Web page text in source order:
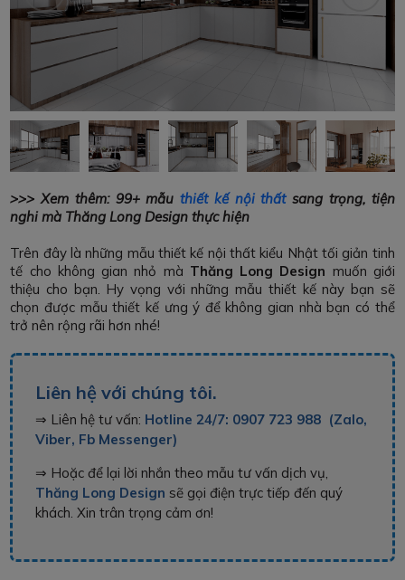
>>> Xem thêm: 99+ mẫuthiết kế nội thấtsang trọng, tiện
nghi mà Thăng Long Design thực hiện
Trên đây là những mẫu thiết kế nội thất kiểu Nhật tối giản tinh
tế cho không gian nhỏ mà Thăng Long Design muốn giới
thiệu cho bạn. Hy vọng với những mẫu thiết kế này bạn sẽ
chọn được mẫu thiết kế ưng ý để không gian nhà bạn có thể
trở nên rộng rãi hơn nhé!
Liên hệ với chúng tôi.
⇒ Liên hệ tư vấn: Hotline 24/7: 0907 723 988 (Zalo,
Viber, Fb Messenger)
⇒ Hoặc để lại lời nhắn theo mẫu tư vấn dịch vụ,
Thăng Long Design sẽ gọi điện trực tiếp đến quý
khách. Xin trân trọng cảm ơn!